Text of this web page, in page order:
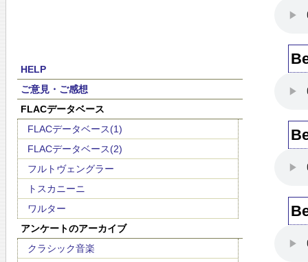
HELP
ご意見・ご感想
FLACデータベース
FLACデータベース(1)
FLACデータベース(2)
フルトヴェングラー
トスカニーニ
ワルター
アンケートのアーカイブ
クラシック音楽